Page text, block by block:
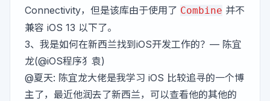
Connectivity，但是该库由于使用了 Combine 并不
兼容 iOS 13 以下了。
3、 我是如何在新西兰找到iOS开发工作的？ — 陈宜
龙(@iOS程序犭袁)
@夏天: 陈宜龙大佬是我学习 iOS 比较追寻的一个博
主了，最近他润去了新西兰，可以查看他的其他的